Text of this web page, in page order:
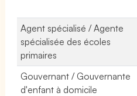
Agent spécialisé / Agente
spécialisée des écoles
primaires
Gouvernant / Gouvernante
d'enfant à domicile